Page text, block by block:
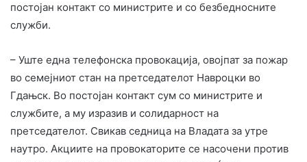
постојан контакт со министрите и со безбедносните
служби.
– Уште една телефонска провокација, овојпат за пожар
во семејниот стан на претседателот Навроцки во
Гдањск. Во постојан контакт сум со министрите и
службите, а му изразив и солидарност на
претседателот. Свикав седница на Владата за утре
наутро. Акциите на провокаторите се насочени против